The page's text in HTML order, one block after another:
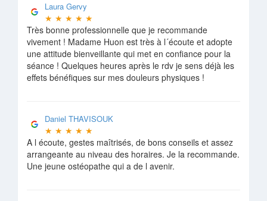
Laura Gervy
★ ★ ★ ★ ★
Très bonne professionnelle que je recommande
vivement ! Madame Huon est très à l´écoute et adopte
une attitude bienveillante qui met en confiance pour la
séance ! Quelques heures après le rdv je sens déjà les
effets bénéfiques sur mes douleurs physiques !
Daniel THAVISOUK
★ ★ ★ ★ ★
A l écoute, gestes maîtrisés, de bons conseils et assez
arrangeante au niveau des horaires. Je la recommande.
Une jeune ostéopathe qui a de l avenir.